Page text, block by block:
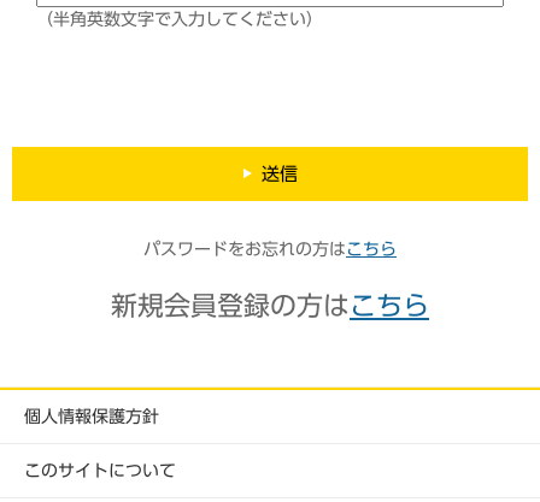
（半角英数文字で入力してください）
送信
パスワードをお忘れの方は こちら
新規会員登録の方は こちら
個人情報保護方針
このサイトについて